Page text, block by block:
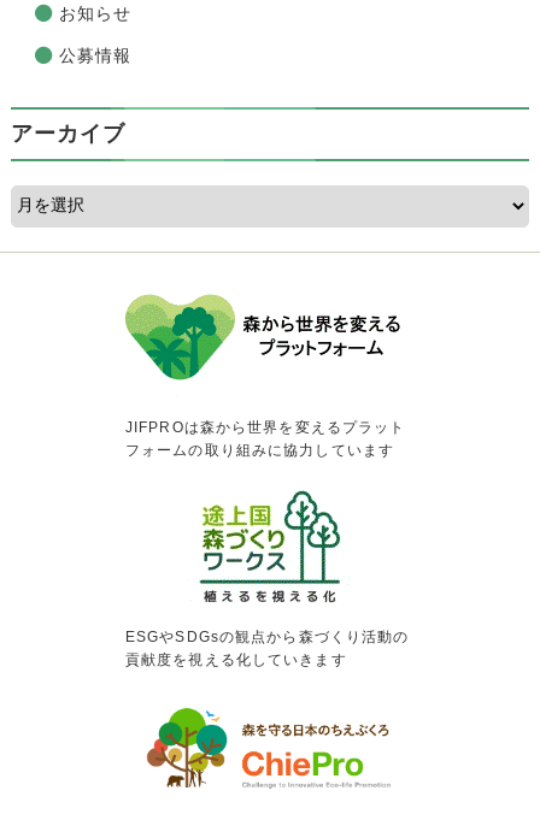
お知らせ
公募情報
アーカイブ
JIFPROは森から世界を変えるプラット
フォームの取り組みに協力しています
ESGやSDGsの観点から森づくり活動の
貢献度を視える化していきます